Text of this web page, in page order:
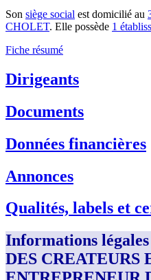
Son siège social est domicilié au
CHOLET. Elle possède 1
Fiche résumé
Dirigeants
Documents
Données financières
Annonces
Qualités, labels et
Informations
DES CREATEURS